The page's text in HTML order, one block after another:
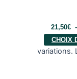
21,50€
CHOIX
variations.